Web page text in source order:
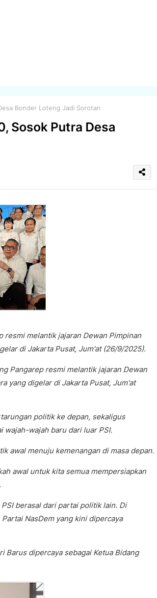
Bonder Loteng Jadi Sorotan
Sosok Putra Desa
resmi melantik jajaran Dewan Pimpinan
di Jakarta Pusat, Jum'at (26/9/2025).
Pangarep resmi melantik jajaran Dewan
yang digelar di Jakarta Pusat, Jum'at
politik ke depan, sekaligus
wajah baru dari luar PSI.
awal menuju kemenangan di masa depan.
awal untuk kita semua mempersiapkan
berasal dari partai politik lain. Di
NasDem yang kini dipercaya
Barus dipercaya sebagai Ketua Bidang